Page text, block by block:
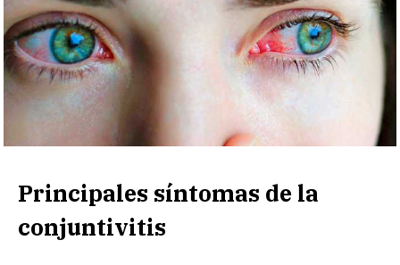
Principales síntomas de la
conjuntivitis